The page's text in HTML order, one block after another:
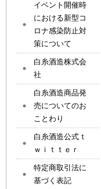
イベント開催時
における新型コ
ロナ感染防止対
策について
白糸酒造株式会
社
白糸酒造商品発
売についてのお
ことわり
白糸酒造公式ｔ
ｗｉｔｔｅｒ
特定商取引法に
基づく表記